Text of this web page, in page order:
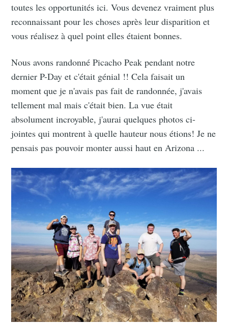
toutes les opportunités ici. Vous devenez vraiment plus
reconnaissant pour les choses après leur disparition et
vous réalisez à quel point elles étaient bonnes.
Nous avons randonné Picacho Peak pendant notre
dernier P-Day et c'était génial !! Cela faisait un
moment que je n'avais pas fait de randonnée, j'avais
tellement mal mais c'était bien. La vue était
absolument incroyable, j'aurai quelques photos ci-
jointes qui montrent à quelle hauteur nous étions! Je ne
pensais pas pouvoir monter aussi haut en Arizona ...